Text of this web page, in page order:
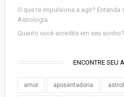
O que te impulsiona a agir?
Astrologia
Quanto você acredita em seu sonho?
ENCONTRE SEU
amor aposentadoria